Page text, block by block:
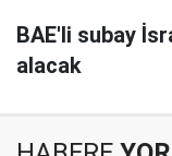
BAE'li subay
alacak